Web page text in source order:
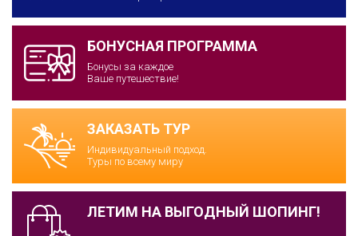
БОНУСНАЯ ПРОГРАММА
Бонусы за каждое
Ваше путешествие!
ЗАКАЗАТЬ ТУР
Индивидуальный подход.
Туры по всему миру
ЛЕТИМ НА ВЫГОДНЫЙ ШОПИНГ!